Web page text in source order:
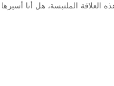
العلاقة الملتبسة، هل أنا